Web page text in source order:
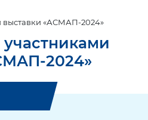
выставки «АСМАП-2024»
участниками
2024»